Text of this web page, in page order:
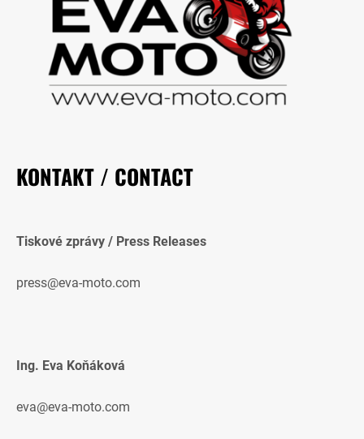
KONTAKT / CONTACT
Tiskové zprávy / Press Releases
press@eva-moto.com
Ing. Eva Koňáková
eva@eva-moto.com